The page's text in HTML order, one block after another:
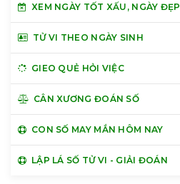
XEM NGÀY TỐT XẤU, NGÀY ĐẸP
TỬ VI THEO NGÀY SINH
GIEO QUẺ HỎI VIỆC
CÂN XƯƠNG ĐOÁN SỐ
CON SỐ MAY MẮN HÔM NAY
LẬP LÁ SỐ TỬ VI - GIẢI ĐOÁN